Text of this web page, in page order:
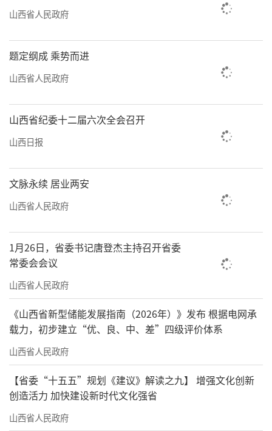
山西省人民政府
题定纲成 乘势而进
山西省人民政府
山西省纪委十二届六次全会召开
山西日报
文脉永续 居业两安
山西省人民政府
1月26日，省委书记唐登杰主持召开省委
常委会会议
山西省人民政府
《山西省新型储能发展指南（2026年）》发布 根据电网承
载力，初步建立“优、良、中、差”四级评价体系
山西省人民政府
【省委“十五五”规划《建议》解读之九】 增强文化创新
创造活力 加快建设新时代文化强省
山西省人民政府